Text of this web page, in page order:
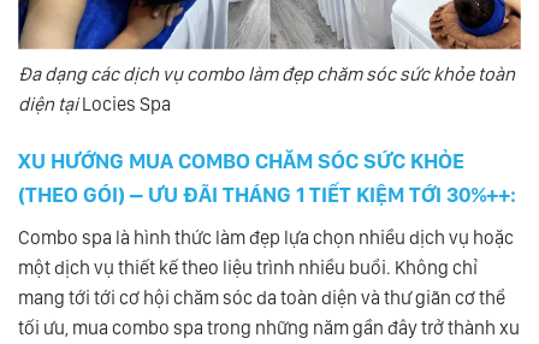
Đa dạng các dịch vụ combo làm đẹp chăm sóc sức khỏe toàn
diện tạiLocies Spa
XU HƯỚNG MUA COMBO CHĂM SÓC SỨC KHỎE
(THEO GÓI) – ƯU ĐÃI THÁNG 1 TIẾT KIỆM TỚI 30%++:
Combo spa là hình thức làm đẹp lựa chọn nhiều dịch vụ hoặc
một dịch vụ thiết kế theo liệu trình nhiều buổi. Không chỉ
mang tới tới cơ hội chăm sóc da toàn diện và thư giãn cơ thể
tối ưu, mua combo spa trong những năm gần đây trở thành xu